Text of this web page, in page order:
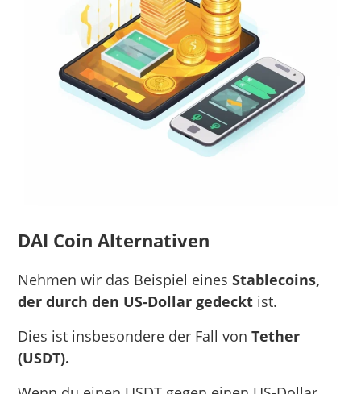
DAI Coin Alternativen
Nehmen wir das Beispiel einesStablecoins,
der durch den US-Dollar gedeckt ist.
Dies ist insbesondere der Fall vonTether
(USDT).